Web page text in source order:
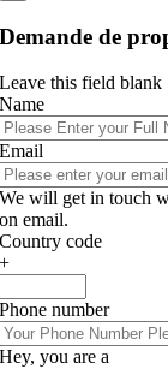
Demande de
Leave this field blank
Name
Email
We will get in touch
on email.
Country code
+
Phone number
Hey, you are a